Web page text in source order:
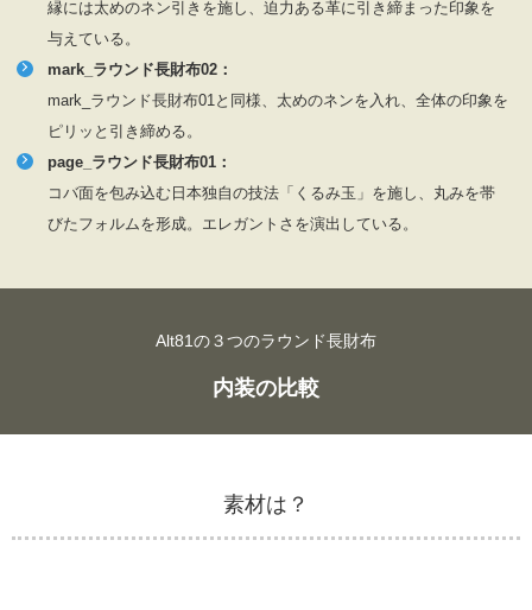
縁には太めのネン引きを施し、迫力ある革に引き締まった印象を
与えている。
mark_ラウンド長財布02：
mark_ラウンド長財布01と同様、太めのネンを入れ、全体の印象を
ピリッと引き締める。
page_ラウンド長財布01：
コバ面を包み込む日本独自の技法「くるみ玉」を施し、丸みを帯
びたフォルムを形成。エレガントさを演出している。
Alt81の３つのラウンド長財布
内装の比較
素材は？